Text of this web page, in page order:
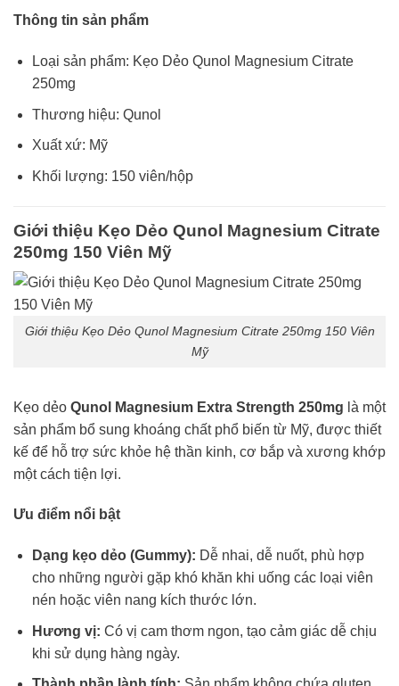
Thông tin sản phẩm
Loại sản phẩm: Kẹo Dẻo Qunol Magnesium Citrate
250mg
Thương hiệu: Qunol
Xuất xứ: Mỹ
Khối lượng: 150 viên/hộp
Giới thiệu Kẹo Dẻo Qunol Magnesium Citrate
250mg 150 Viên Mỹ
Giới thiệu Kẹo Dẻo Qunol Magnesium Citrate 250mg 150 Viên
Mỹ
Kẹo dẻo Qunol Magnesium Extra Strength 250mg là một
sản phẩm bổ sung khoáng chất phổ biến từ Mỹ, được thiết
kế để hỗ trợ sức khỏe hệ thần kinh, cơ bắp và xương khớp
một cách tiện lợi.
Ưu điểm nổi bật
Dạng kẹo dẻo (Gummy): Dễ nhai, dễ nuốt, phù hợp
cho những người gặp khó khăn khi uống các loại viên
nén hoặc viên nang kích thước lớn.
Hương vị: Có vị cam thơm ngon, tạo cảm giác dễ chịu
khi sử dụng hàng ngày.